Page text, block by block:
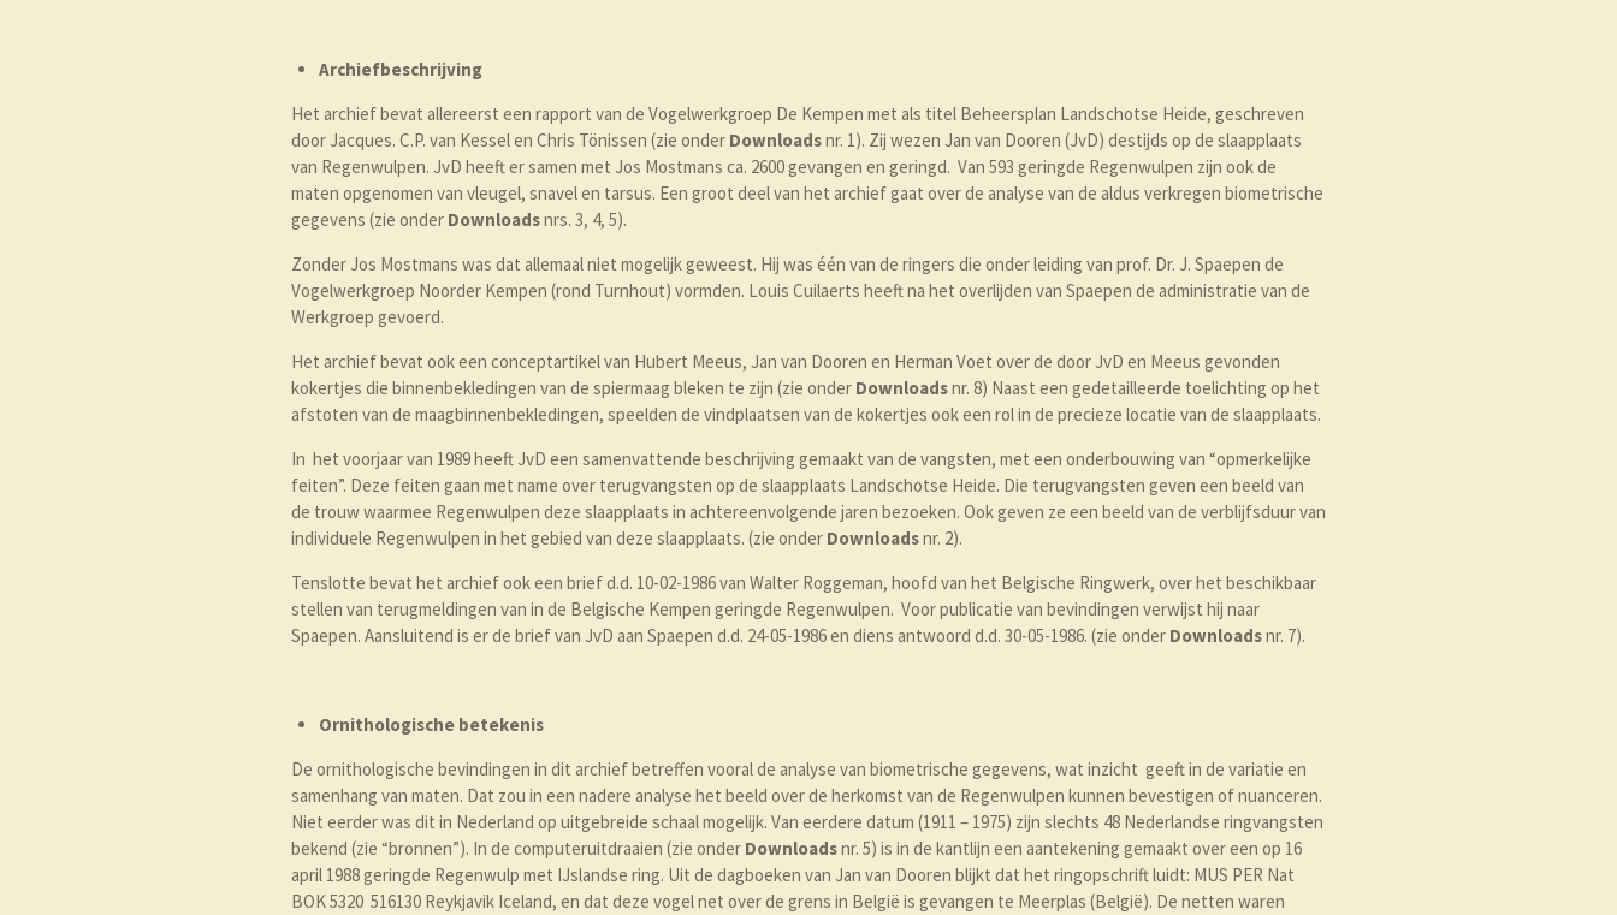
Archiefbeschrijving
Het archief bevat allereerst een rapport van de Vogelwerkgroep De Kempen met als titel Beheersplan Landschotse Heide, geschreven
door Jacques. C.P. van Kessel en Chris Tönissen (zie onder Downloadsnr. 1). Zij wezen Jan van Dooren (JvD) destijds op de slaapplaats
van Regenwulpen. JvD heeft er samen met Jos Mostmans ca. 2600 gevangen en geringd. Van 593 geringde Regenwulpen zijn ook de
maten opgenomen van vleugel, snavel en tarsus. Een groot deel van het archief gaat over de analyse van de aldus verkregen biometrische
gegevens (zie onder Downloadsnrs. 3, 4, 5).
Zonder Jos Mostmans was dat allemaal niet mogelijk geweest. Hij was één van de ringers die onder leiding van prof. Dr. J. Spaepen de
Vogelwerkgroep Noorder Kempen (rond Turnhout) vormden. Louis Cuilaerts heeft na het overlijden van Spaepen de administratie van de
Werkgroep gevoerd.
Het archief bevat ook een conceptartikel van Hubert Meeus, Jan van Dooren en Herman Voet over de door JvD en Meeus gevonden
kokertjes die binnenbekledingen van de spiermaag bleken te zijn (zie onder Downloadsnr. 8) Naast een gedetailleerde toelichting op het
afstoten van de maagbinnenbekledingen, speelden de vindplaatsen van de kokertjes ook een rol in de precieze locatie van de slaapplaats.
In het voorjaar van 1989 heeft JvD een samenvattende beschrijving gemaakt van de vangsten, met een onderbouwing van “opmerkelijke
feiten”. Deze feiten gaan met name over terugvangsten op de slaapplaats Landschotse Heide. Die terugvangsten geven een beeld van
de trouw waarmee Regenwulpen deze slaapplaats in achtereenvolgende jaren bezoeken. Ook geven ze een beeld van de verblijfsduur van
individuele Regenwulpen in het gebied van deze slaapplaats. (zie onder Downloadsnr. 2).
Tenslotte bevat het archief ook een brief d.d. 10-02-1986 van Walter Roggeman, hoofd van het Belgische Ringwerk, over het beschikbaar
stellen van terugmeldingen van in de Belgische Kempen geringde Regenwulpen. Voor publicatie van bevindingen verwijst hij naar
Spaepen. Aansluitend is er de brief van JvD aan Spaepen d.d. 24-05-1986 en diens antwoord d.d. 30-05-1986. (zie onder Downloadsnr. 7).
Ornithologische betekenis
De ornithologische bevindingen in dit archief betreffen vooral de analyse van biometrische gegevens, wat inzicht geeft in de variatie en
samenhang van maten. Dat zou in een nadere analyse het beeld over de herkomst van de Regenwulpen kunnen bevestigen of nuanceren.
Niet eerder was dit in Nederland op uitgebreide schaal mogelijk. Van eerdere datum (1911 – 1975) zijn slechts 48 Nederlandse ringvangsten
bekend (zie “bronnen”). In de computeruitdraaien (zie onder Downloadsnr. 5) is in de kantlijn een aantekening gemaakt over een op 16
april 1988 geringde Regenwulp met IJslandse ring. Uit de dagboeken van Jan van Dooren blijkt dat het ringopschrift luidt: MUS PER Nat
BOK 5320 516130 Reykjavik Iceland, en dat deze vogel net over de grens in België is gevangen te Meerplas (België). De netten waren